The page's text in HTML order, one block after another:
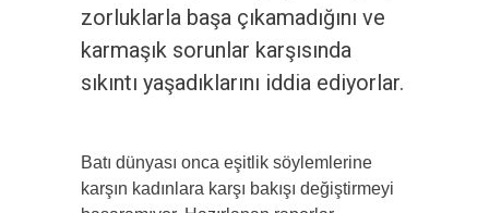
zorluklarla başa çıkamadığını ve
karmaşık sorunlar karşısında
sıkıntı yaşadıklarını iddia ediyorlar.
Batı dünyası onca eşitlik söylemlerine
karşın kadınlara karşı bakışı değiştirmeyi